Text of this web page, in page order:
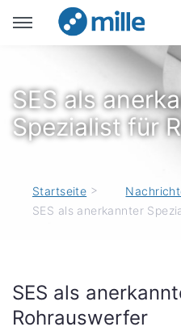
SES als
Spezialist für
Startseite >
SES als anerkannter
SES als
Rohrauswerfer